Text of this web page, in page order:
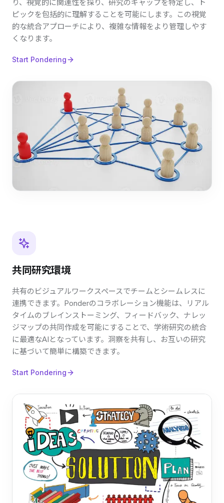
り、視覚的に関連性を探り、研究のギャップを特定し、ト
ピックを包括的に理解することを可能にします。この視覚
的な統合アプローチにより、複雑な情報をより管理しやす
くなります。
Start Pondering
共同研究環境
共有のビジュアルワークスペースでチームとシームレスに
連携できます。Ponderのコラボレーション機能は、リアル
タイムのブレインストーミング、フィードバック、ナレッ
ジマップの共同作成を可能にすることで、学術研究の統合
に最適なAIとなっています。洞察を共有し、お互いの研究
に基づいて簡単に構築できます。
Start Pondering